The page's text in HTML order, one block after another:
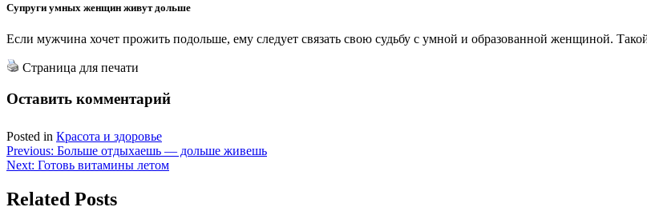
Супруги умных женщин живут дольше
Если мужчина хочет прожить подольше, ему следует связать свою судьбу с умной и образованной женщиной.
Страница для печати
Оставить комментарий
Posted in Красота и здоровье
Навигация
по
записям
Previous: Больше отдыхаешь — дольше живешь
Next: Готовь витамины летом
Related Posts